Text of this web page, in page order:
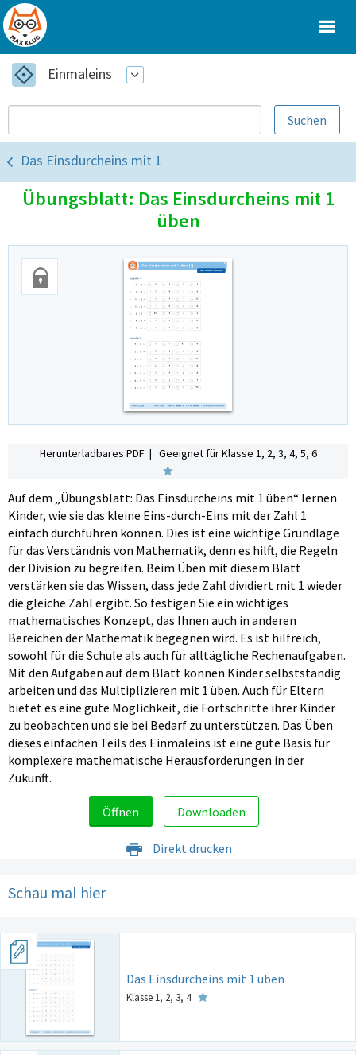
Einmaleins
Das Einsdurcheins mit 1
Übungsblatt: Das Einsdurcheins mit 1
üben
Herunterladbares PDF | Geeignet für Klasse 1, 2, 3, 4, 5, 6
Auf dem „Übungsblatt: Das Einsdurcheins mit 1 üben“ lernen
Kinder, wie sie das kleine Eins-durch-Eins mit der Zahl 1
einfach durchführen können. Dies ist eine wichtige Grundlage
für das Verständnis von Mathematik, denn es hilft, die Regeln
der Division zu begreifen. Beim Üben mit diesem Blatt
verstärken sie das Wissen, dass jede Zahl dividiert mit 1 wieder
die gleiche Zahl ergibt. So festigen Sie ein wichtiges
mathematisches Konzept, das Ihnen auch in anderen
Bereichen der Mathematik begegnen wird. Es ist hilfreich,
sowohl für die Schule als auch für alltägliche Rechenaufgaben.
Mit den Aufgaben auf dem Blatt können Kinder selbstständig
arbeiten und das Multiplizieren mit 1 üben. Auch für Eltern
bietet es eine gute Möglichkeit, die Fortschritte ihrer Kinder
zu beobachten und sie bei Bedarf zu unterstützen. Das Üben
dieses einfachen Teils des Einmaleins ist eine gute Basis für
komplexere mathematische Herausforderungen in der
Zukunft.
Öffnen Downloaden
Direkt drucken
Schau mal hier
Das Einsdurcheins mit 1 üben
Klasse 1, 2, 3, 4